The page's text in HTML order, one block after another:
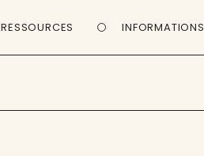
RESSOURCES INFORMATIONS